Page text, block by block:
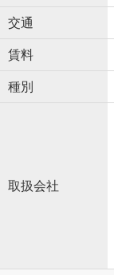
交通
賃料
種別
取扱会社